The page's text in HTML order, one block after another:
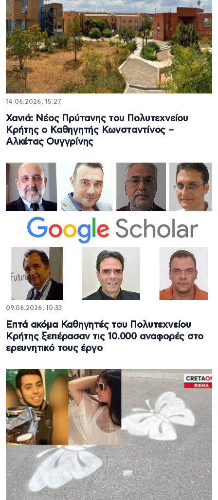
14.06.2026, 15:27
Χανιά: Νέος Πρύτανης του Πολυτεχνείου
Κρήτης ο Καθηγητής Κωνσταντίνος –
Αλκέτας Ουγγρίνης
09.06.2026, 10:33
Επτά ακόμα Καθηγητές του Πολυτεχνείου
Κρήτης ξεπέρασαν τις 10.000 αναφορές στο
ερευνητικό τους έργο